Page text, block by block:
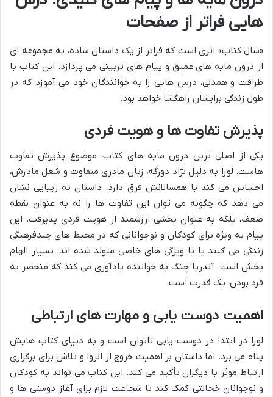
هایی فراتر از صفحات
«سال کتاب» اثری است که فراتر از یک داستان ساده، به مجموعه ای
از درون مایه های عمیق و پیام های تربیتی می پردازد. این کتاب با
ظرافت و همدلی، درس هایی را به خوانندگان خود می آموزد که در
طول زندگی برایشان راهگشا خواهد بود.
پذیرش تفاوت ها و هویت فردی
یکی از اصلی ترین درون مایه های کتاب، موضوع پذیرش تفاوت
هاست. لورا به دلیل نژاد دورگه، زبان مادری متفاوت و شغل مادرش،
احساس می کند با همسالانش فرق دارد. داستان به زیبایی نشان
می دهد که چگونه می توان این تفاوت ها را نه به عنوان نقطه
ضعف، بلکه به عنوان بخشی ارزشمند از هویت فردی پذیرفت. این
پیام به ویژه برای کودکان و نوجوانانی که در محیط های چندفرهنگی
زندگی می کنند یا با ویژگی های خاصی متولد شده اند، بسیار الهام
بخش است. آندریا چنگ به خواننده یادآوری می کند که منحصر به
فرد بودن، یک قدرت است.
اهمیت دوست یابی و مهارت های ارتباطی
لورا در ابتدا در دوست یابی ناتوان است و به دنیای کتاب هایش
پناه می برد. اما داستان بر اهمیت خروج از انزوا و تلاش برای برقراری
ارتباط موثر با دیگران تأکید می کند. این کتاب می تواند به کودکان
و نوجوانان خجالتی کمک کند تا شجاعت لازم برای آغاز دوستی ها و